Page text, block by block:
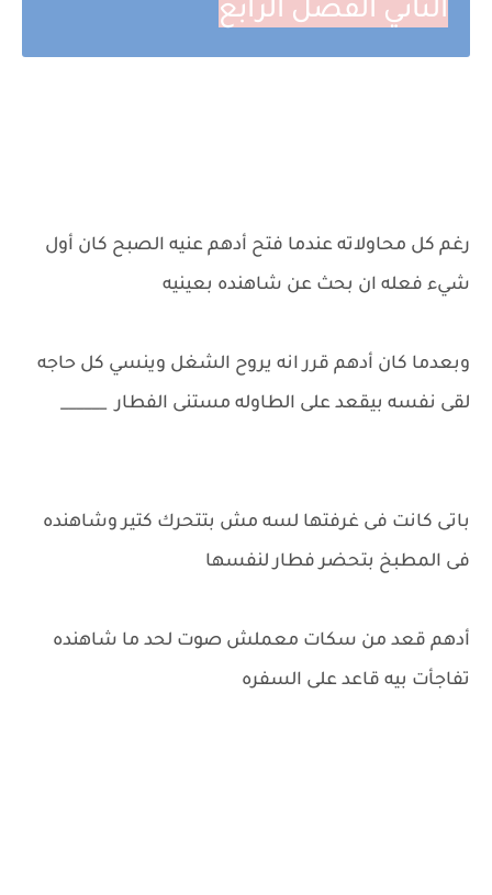
الثاني الفصل الرابع
رغم كل محاولاته عندما فتح أدهم عنيه الصبح كان أول
شيء فعله ان بحث عن شاهنده بعينيه
وبعدما كان أدهم قرر انه يروح الشغل وينسي كل حاجه
لقى نفسه بيقعد على الطاوله مستنى الفطار ______
باتى كانت فى غرفتها لسه مش بتتحرك كتير وشاهنده
فى المطبخ بتحضر فطار لنفسها
أدهم قعد من سكات معملش صوت لحد ما شاهنده
تفاجأت بيه قاعد على السفره